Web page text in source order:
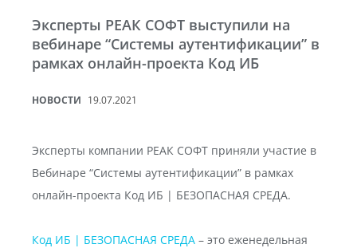
Эксперты РЕАК СОФТ выступили на
вебинаре “Системы аутентификации” в
рамках онлайн-проекта Код ИБ
НОВОСТИ 19.07.2021
Эксперты компании РЕАК СОФТ приняли участие в
Вебинаре “Системы аутентификации” в рамках
онлайн-проекта Код ИБ | БЕЗОПАСНАЯ СРЕДА.
Код ИБ | БЕЗОПАСНАЯ СРЕДА – это еженедельная